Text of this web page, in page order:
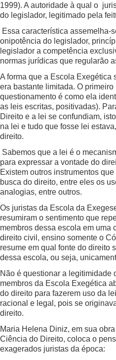
1999). A autoridade à qual o
do legislador, legitimado pela
Essa característica assemelha-
onipotência do legislador,
legislador a competência
normas jurídicas que regularão
A forma que a Escola Exegética
era bastante limitada. O
questionamento é como ela
as leis escritas, positivadas).
Direito e a lei se confundiam,
na lei e tudo que fosse lei
direito.
Sabemos que a lei é o
para expressar a vontade do
Existem outros instrumentos
busca do direito, entre eles os
analogias, entre outros.
Os juristas da Escola da
resumiram o sentimento que
membros dessa escola em uma
direito civil, ensino somente o
resume em qual fonte do direito
dessa escola, ou seja,
Não é questionar a legitimidade
membros da Escola Exegética
do direito para fazerem uso da
racional e legal, pois se
direito.
Maria Helena Diniz, em sua
Ciência do Direito, coloca o
exagerados juristas da época: